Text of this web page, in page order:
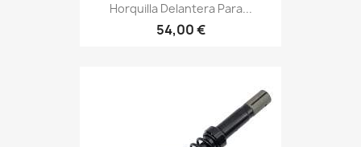
Horquilla Delantera Para...
54,00 €